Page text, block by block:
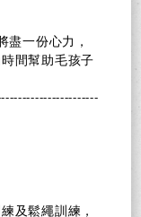
盡一份心力，
間幫助毛孩子
及鬆繩訓練，